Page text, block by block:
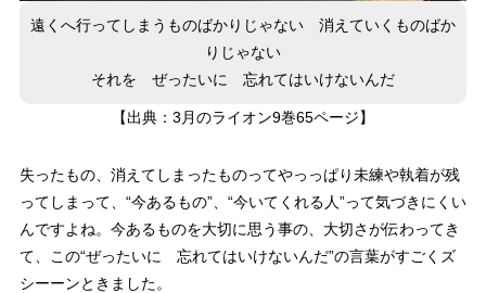
遠くへ行ってしまうものばかりじゃない 消えていくものばか
りじゃない
それを ぜったいに 忘れてはいけないんだ
【出典：3月のライオン9巻65ページ】
失ったもの、消えてしまったものってやっっぱり未練や執着が残
ってしまって、“今あるもの”、“今いてくれる人”って気づきにくい
んですよね。 今あるものを大切に思う事の、大切さが伝わってき
て、この“ぜったいに 忘れてはいけないんだ”の言葉がすごくズ
シーーンときました。